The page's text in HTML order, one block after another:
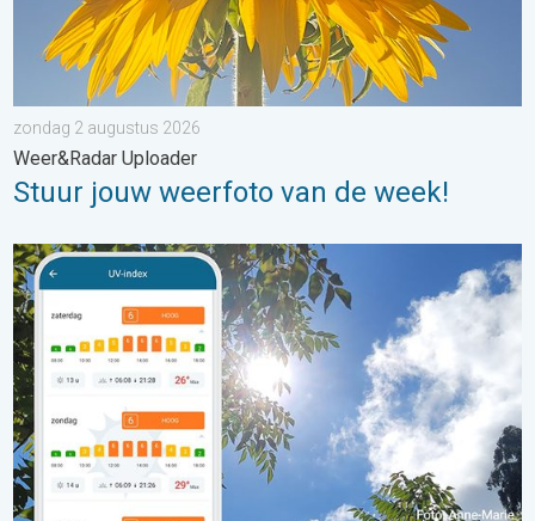
zondag 2 augustus 2026
Weer&Radar Uploader
Stuur jouw weerfoto van de week!
Zonkracht blijft hoog. Ondanks aangename lucht. . . zaterdag